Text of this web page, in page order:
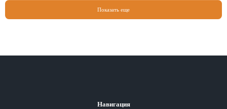
Показать еще
Навигация